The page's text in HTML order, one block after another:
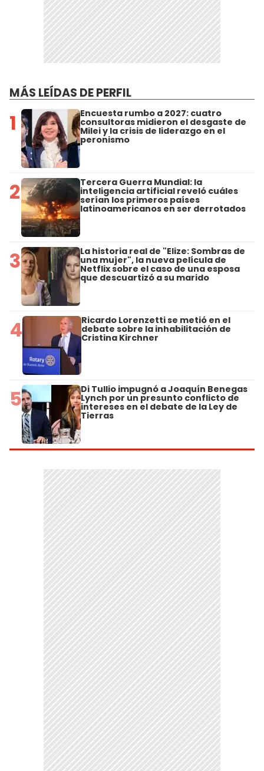
MÁS LEÍDAS DE PERFIL
1 Encuesta rumbo a 2027: cuatro
consultoras midieron el desgaste de
Milei y la crisis de liderazgo en el
peronismo
2 Tercera Guerra Mundial: la
inteligencia artificial reveló cuáles
serían los primeros países
latinoamericanos en ser derrotados
3 La historia real de "Elize: Sombras de
una mujer", la nueva película de
Netflix sobre el caso de una esposa
que descuartizó a su marido
4 Ricardo Lorenzetti se metió en el
debate sobre la inhabilitación de
Cristina Kirchner
5 Di Tullio impugnó a Joaquín Benegas
Lynch por un presunto conflicto de
intereses en el debate de la Ley de
Tierras